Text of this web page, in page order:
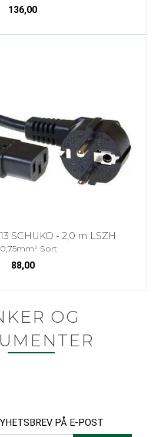
136,00
SCHUKO - 2,0 m LSZH
Sort
88,00
OG
PÅ E-POST